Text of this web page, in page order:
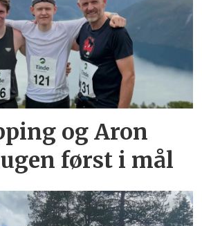
og Aron
først i mål